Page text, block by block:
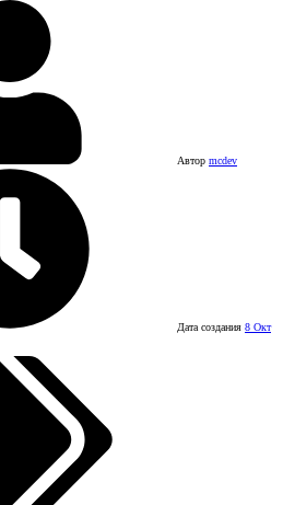
Автор mcdev
Дата создания 8 Окт